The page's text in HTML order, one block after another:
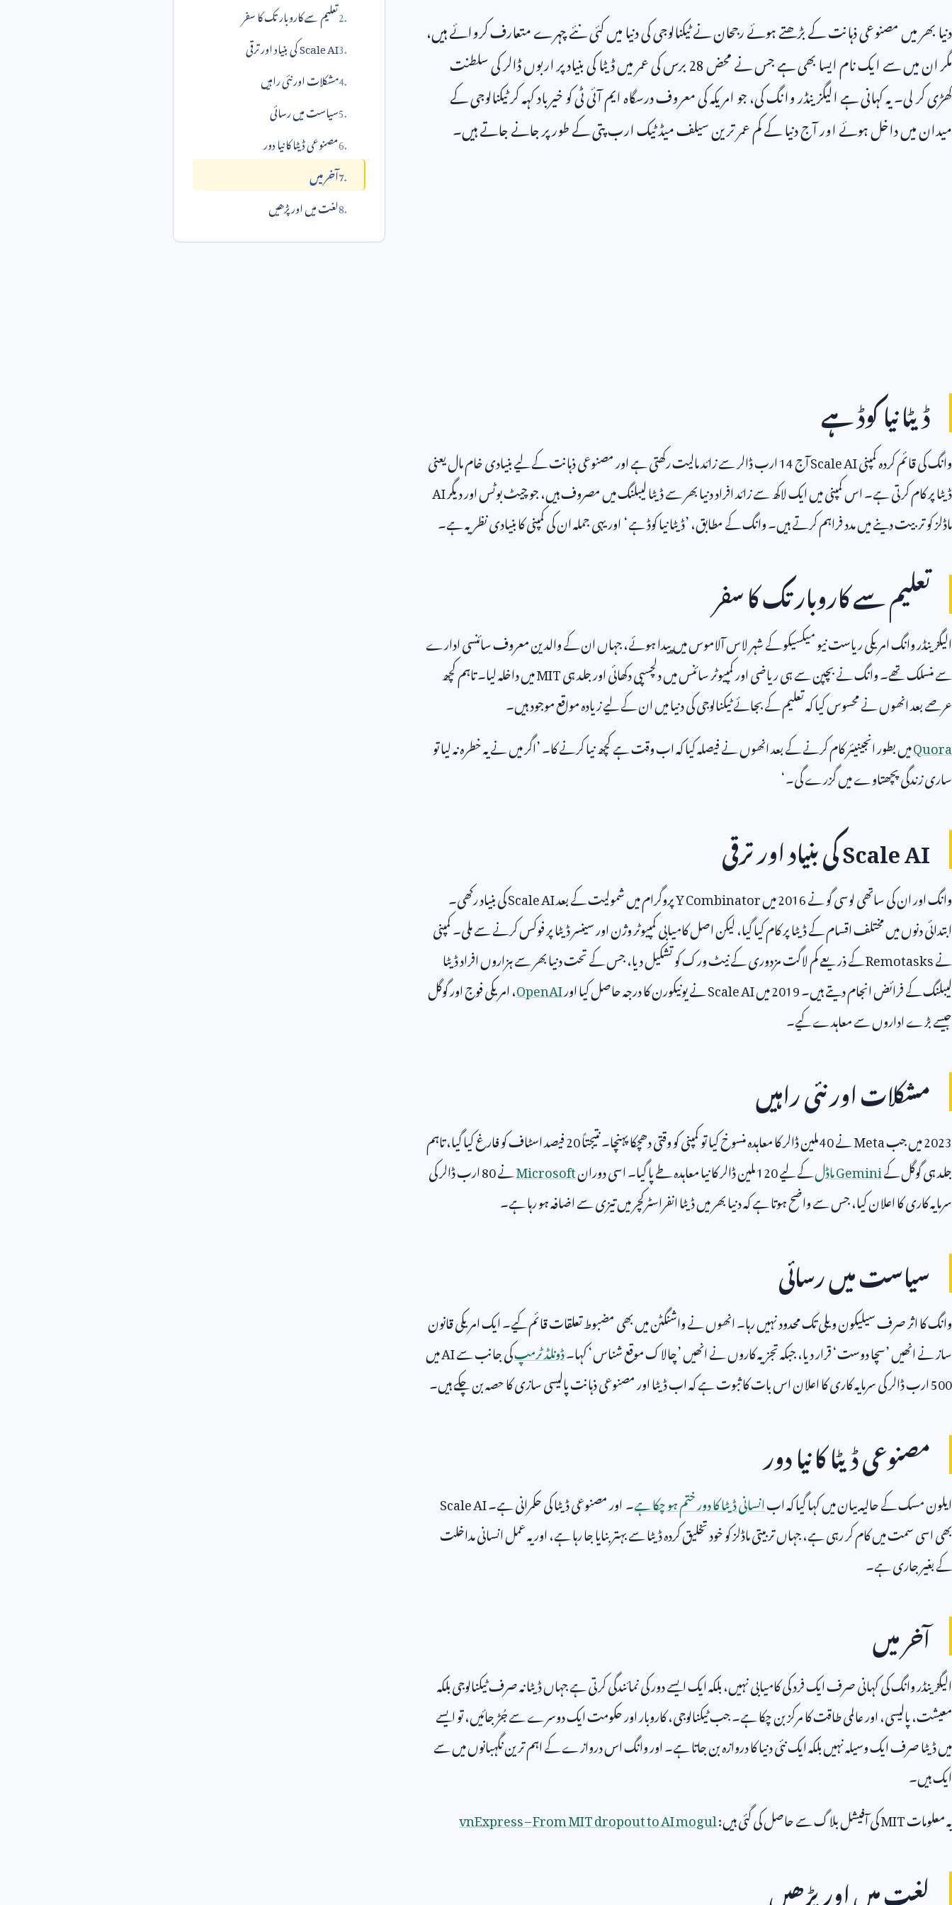
دنیا بھر میں مصنوعی ذہانت کے بڑھتے ہوئے رجحان نے ٹیکنالوجی کی دنیا میں کئی نئے چہرے متعارف کروائے ہیں،
مگر ان میں سے ایک نام ایسا بھی ہے جس نے محض28برس کی عمر میں ڈیٹا کی بنیاد پر اربوں ڈالر کی سلطنت
کھڑی کر لی۔ یہ کہانی ہے الیگزینڈر وانگ کی، جو امریکہ کی معروف درسگاہ ایم آئی ٹی کو خیرباد کہہ کر ٹیکنالوجی کے
میدان میں داخل ہوئے اور آج دنیا کے کم عمر ترین سیلف میڈ ٹیک ارب پتی کے طور پر جانے جاتے ہیں۔
ڈیٹا نیا کوڈ ہے
وانگ کی قائم کردہ کمپنیScale AIآج14ارب ڈالر سے زائد مالیت رکھتی ہے اور مصنوعی ذہانت کے لیے بنیادی خام مال یعنی
ڈیٹا پر کام کرتی ہے۔ اس کمپنی میں ایک لاکھ سے زائد افراد دنیا بھر سے ڈیٹا لیبلنگ میں مصروف ہیں، جو چیٹ بوٹس اور دیگرAI
ماڈلز کو تربیت دینے میں مدد فراہم کرتے ہیں۔ وانگ کے مطابق، ’ڈیٹا نیا کوڈ ہے‘ اور یہی جملہ ان کی کمپنی کا بنیادی نظریہ ہے۔
تعلیم سے کاروبار تک کا سفر
الیگزینڈر وانگ امریکی ریاست نیو میکسیکو کے شہر لاس آلاموس میں پیدا ہوئے، جہاں ان کے والدین معروف سائنسی ادارے
سے منسلک تھے۔ وانگ نے بچپن سے ہی ریاضی اور کمپیوٹر سائنس میں دلچسپی دکھائی اور جلد ہیMITمیں داخلہ لیا۔ تاہم کچھ
عرصے بعد انھوں نے محسوس کیا کہ تعلیم کے بجائے ٹیکنالوجی کی دنیا میں ان کے لیے زیادہ مواقع موجود ہیں۔
Quoraمیں بطور انجینیئر کام کرنے کے بعد انھوں نے فیصلہ کیا کہ اب وقت ہے کچھ نیا کرنے کا۔ ’اگر میں نے یہ خطرہ نہ لیا تو
ساری زندگی پچھتاوے میں گزرے گی۔‘
Scale AIکی بنیاد اور ترقی
وانگ اور ان کی ساتھی لوسی گو نے2016میںY Combinatorپروگرام میں شمولیت کے بعدScale AIکی بنیاد رکھی۔
ابتدائی دنوں میں مختلف اقسام کے ڈیٹا پر کام کیا گیا، لیکن اصل کامیابی کمپیوٹر وژن اور سینسر ڈیٹا پر فوکس کرنے سے ملی۔ کمپنی
نےRemotasksکے ذریعے کم لاگت مزدوری کے نیٹ ورک کو تشکیل دیا، جس کے تحت دنیا بھر سے ہزاروں افراد ڈیٹا
لیبلنگ کے فرائض انجام دیتے ہیں۔2019میںScale AIنے یونیکورن کا درجہ حاصل کیا اورOpenAI، امریکی فوج اور گوگل
جیسے بڑے اداروں سے معاہدے کیے۔
مشکلات اور نئی راہیں
2023میں جبMetaنے40ملین ڈالر کا معاہدہ منسوخ کیا تو کمپنی کو وقتی دھچکا پہنچا۔ نتیجتاً20فیصد اسٹاف کو فارغ کیا گیا، تاہم
جلد ہی گوگل کےGeminiماڈلکے لیے120ملین ڈالر کا نیا معاہدہ طے پا گیا۔ اسی دورانMicrosoftنے80ارب ڈالر کی
سرمایہ کاری کا اعلان کیا، جس سے واضح ہوتا ہے کہ دنیا بھر میں ڈیٹا انفراسٹرکچر میں تیزی سے اضافہ ہو رہا ہے۔
سیاست میں رسائی
وانگ کا اثر صرف سیلیکون ویلی تک محدود نہیں رہا۔ انھوں نے واشنگٹن میں بھی مضبوط تعلقات قائم کیے۔ ایک امریکی قانون
ساز نے انھیں ’سچا دوست‘ قرار دیا، جبکہ تجزیہ کاروں نے انھیں ’چالاک موقع شناس‘ کہا۔ڈونلڈ ٹرمپکی جانب سےAIمیں
500ارب ڈالر کی سرمایہ کاری کا اعلان اس بات کا ثبوت ہے کہ اب ڈیٹا اور مصنوعی ذہانت پالیسی سازی کا حصہ بن چکے ہیں۔
مصنوعی ڈیٹا کا نیا دور
ایلون مسک کے حالیہ بیان میں کہا گیا کہ ابانسانی ڈیٹا کا دور ختم ہو چکا ہے۔ اور مصنوعی ڈیٹا کی حکمرانی ہے۔Scale AI
بھی اسی سمت میں کام کر رہی ہے، جہاں تربیتی ماڈلز کو خود تخلیق کردہ ڈیٹا سے بہتر بنایا جا رہا ہے، اور یہ عمل انسانی مداخلت
کے بغیر جاری ہے۔
آخر میں
الیگزینڈر وانگ کی کہانی صرف ایک فرد کی کامیابی نہیں، بلکہ ایک ایسے دور کی نمائندگی کرتی ہے جہاں ڈیٹا نہ صرف ٹیکنالوجی بلکہ
معیشت، پالیسی، اور عالمی طاقت کا مرکز بن چکا ہے۔ جب ٹیکنالوجی، کاروبار اور حکومت ایک دوسرے سے جُڑ جائیں، تو ایسے
میں ڈیٹا صرف ایک وسیلہ نہیں بلکہ ایک نئی دنیا کا دروازہ بن جاتا ہے۔ اور وانگ اس دروازے کے اہم ترین نگہبانوں میں سے
ایک ہیں۔
یہ معلوماتMITکی آفیشل بلاگ سے حاصل کی گئی ہیں:From MIT dropout to AI mogul
–
vnExpress
لغت میں اور پڑھیں
تعلیم سے کاروبار تک کا سفر
Scale AI کی بنیاد اور ترقی
مشکلات اور نئی راہیں
سیاست میں رسائی
مصنوعی ڈیٹا کا نیا دور
آخر میں
لغت میں اور پڑھیں